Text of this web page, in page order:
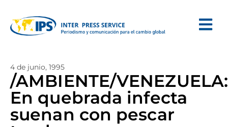
4 de junio, 1995
/AMBIENTE/VENEZUELA:
En quebrada infecta
suenan con pescar